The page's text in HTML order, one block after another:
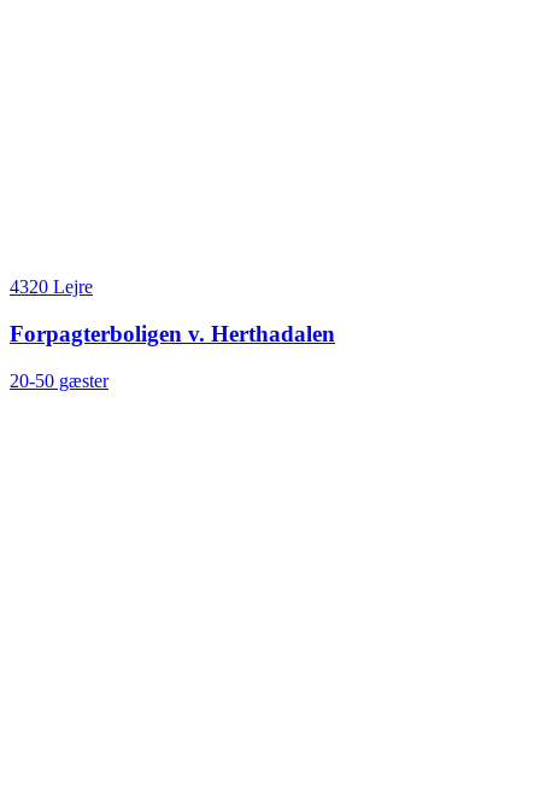
4320 Lejre
Forpagterboligen v. Herthadalen
20-50 gæster